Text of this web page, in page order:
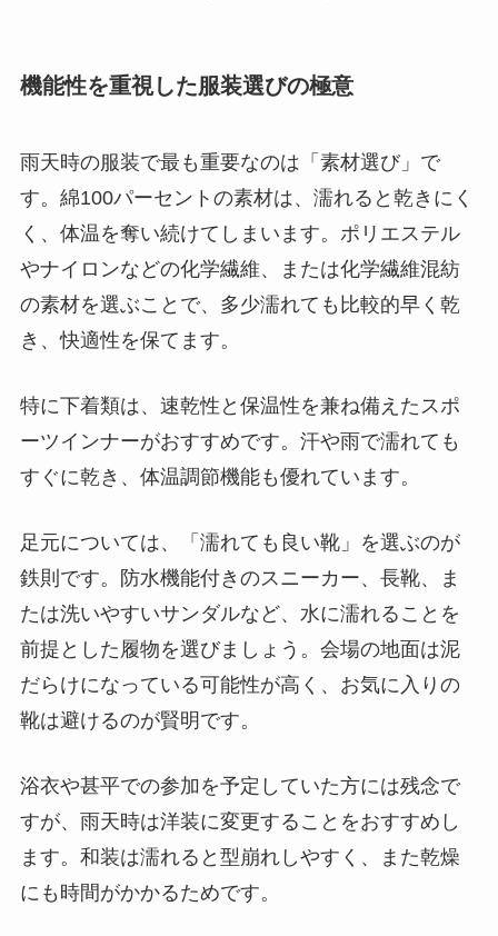
機能性を重視した服装選びの極意
雨天時の服装で最も重要なのは「素材選び」で
す。綿100パーセントの素材は、濡れると乾きにく
く、体温を奪い続けてしまいます。ポリエステル
やナイロンなどの化学繊維、または化学繊維混紡
の素材を選ぶことで、多少濡れても比較的早く乾
き、快適性を保てます。
特に下着類は、速乾性と保温性を兼ね備えたスポ
ーツインナーがおすすめです。汗や雨で濡れても
すぐに乾き、体温調節機能も優れています。
足元については、「濡れても良い靴」を選ぶのが
鉄則です。防水機能付きのスニーカー、長靴、ま
たは洗いやすいサンダルなど、水に濡れることを
前提とした履物を選びましょう。会場の地面は泥
だらけになっている可能性が高く、お気に入りの
靴は避けるのが賢明です。
浴衣や甚平での参加を予定していた方には残念で
すが、雨天時は洋装に変更することをおすすめし
ます。和装は濡れると型崩れしやすく、また乾燥
にも時間がかかるためです。